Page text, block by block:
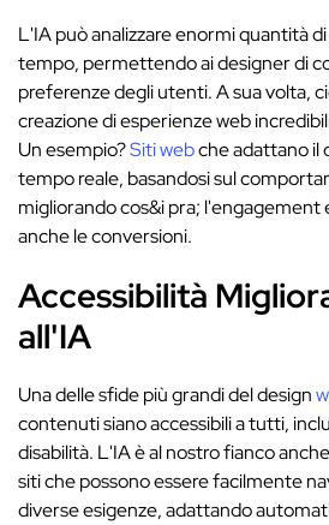
L'IA può analizzare enormi quantità
tempo, permettendo ai designer di
preferenze degli utenti. A sua volta,
creazione di esperienze web
Un esempio?Siti webche adattano il
tempo reale, basandosi sul
migliorando cos&i pra;
anche le conversioni.
Accessibilità
all'IA
Una delle sfide più grandi del design
contenuti siano accessibili a tutti,
disabilità. L'IA è al nostro fianco
siti che possono essere facilmente
diverse esigenze, adattando